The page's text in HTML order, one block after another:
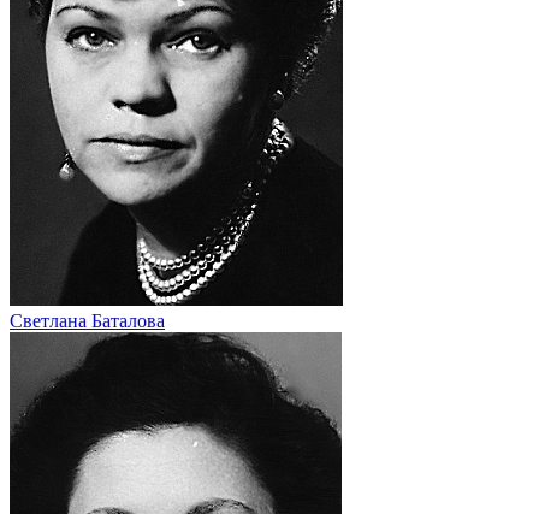
Светлана Баталова